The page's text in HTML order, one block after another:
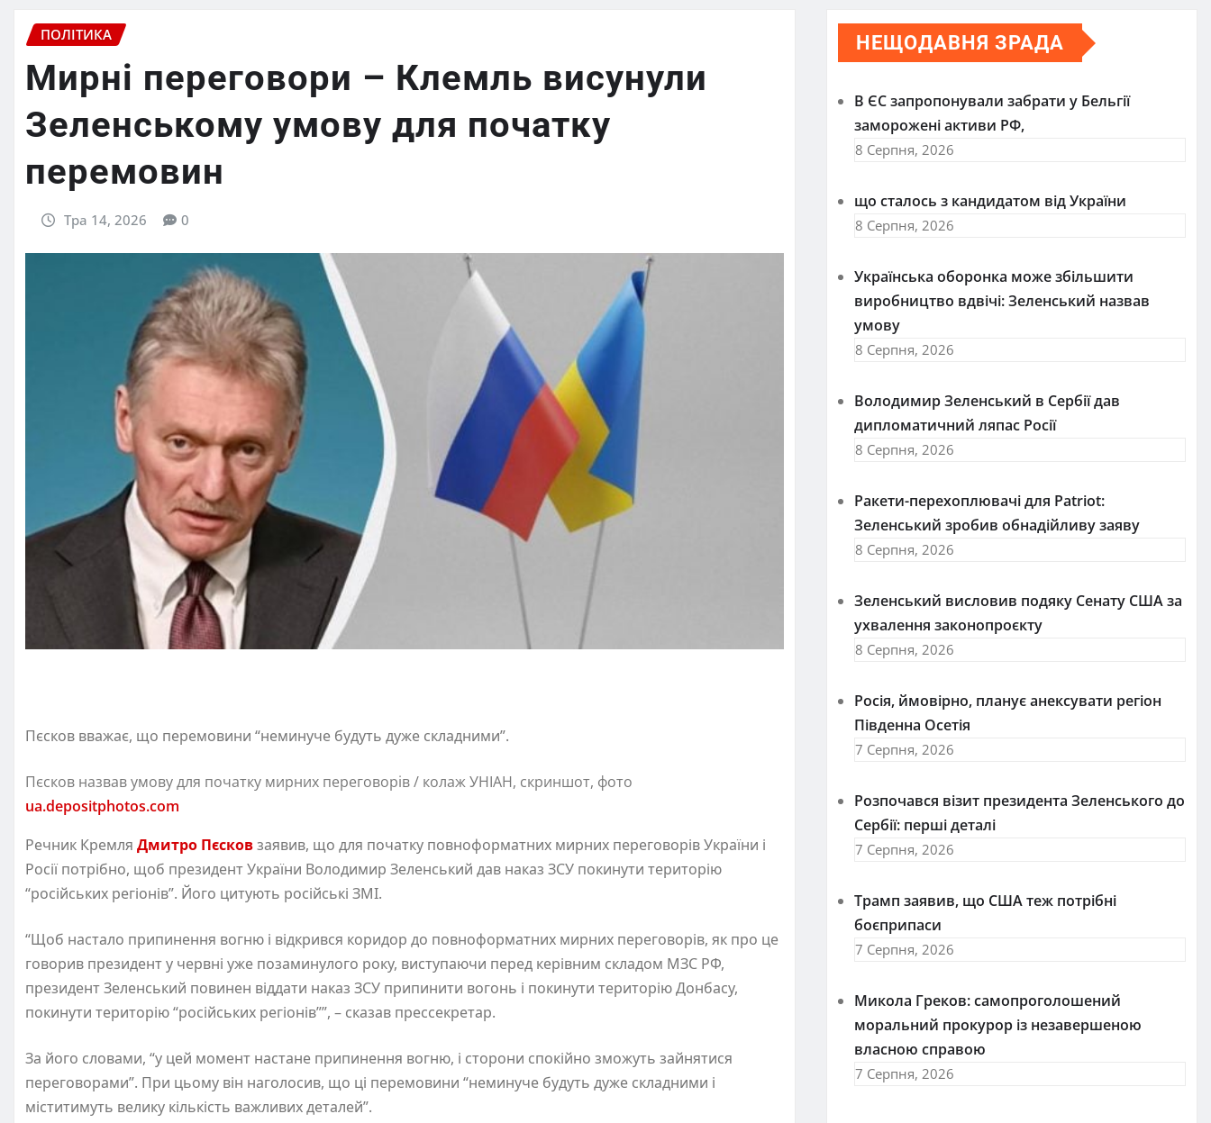
ПОЛІТИКА
Мирні переговори – Клемль висунули
Зеленському умову для початку
перемовин
Тра 14, 2026 0
Пєсков вважає, що перемовини “неминуче будуть дуже складними”.
Пєсков назвав умову для початку мирних переговорів / колаж УНІАН, скриншот, фото
ua.depositphotos.com
Речник Кремля Дмитро Пєсковзаявив, що для початку повноформатних мирних переговорів України і
Росії потрібно, щоб президент України Володимир Зеленський дав наказ ЗСУ покинути територію
“російських регіонів”. Його цитують російські ЗМІ.
“Щоб настало припинення вогню і відкрився коридор до повноформатних мирних переговорів, як про це
говорив президент у червні уже позаминулого року, виступаючи перед керівним складом МЗС РФ,
президент Зеленський повинен віддати наказ ЗСУ припинити вогонь і покинути територію Донбасу,
покинути територію “російських регіонів””, – сказав прессекретар.
За його словами, “у цей момент настане припинення вогню, і сторони спокійно зможуть зайнятися
переговорами”. При цьому він наголосив, що ці перемовини “неминуче будуть дуже складними і
міститимуть велику кількість важливих деталей”.
НЕЩОДАВНЯ ЗРАДА
В ЄС запропонували забрати у Бельгії
заморожені активи РФ,
8 Серпня, 2026
що сталось з кандидатом від України
8 Серпня, 2026
Українська оборонка може збільшити
виробництво вдвічі: Зеленський назвав
умову
8 Серпня, 2026
Володимир Зеленський в Сербії дав
дипломатичний ляпас Росії
8 Серпня, 2026
Ракети-перехоплювачі для Patriot:
Зеленський зробив обнадійливу заяву
8 Серпня, 2026
Зеленський висловив подяку Сенату США за
ухвалення законопроєкту
8 Серпня, 2026
Росія, ймовірно, планує анексувати регіон
Південна Осетія
7 Серпня, 2026
Розпочався візит президента Зеленського до
Сербії: перші деталі
7 Серпня, 2026
Трамп заявив, що США теж потрібні
боєприпаси
7 Серпня, 2026
Микола Греков: самопроголошений
моральний прокурор із незавершеною
власною справою
7 Серпня, 2026